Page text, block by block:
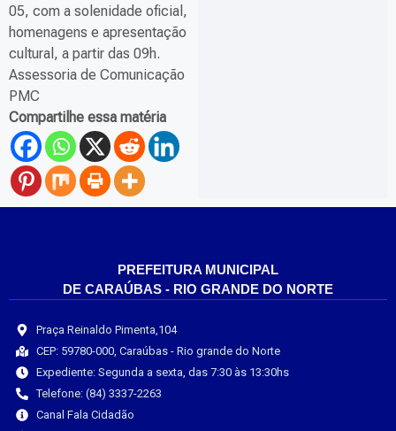
05, com a solenidade oficial,
homenagens e apresentação
cultural, a partir das 09h.
Assessoria de Comunicação
PMC
Compartilhe essa matéria
PREFEITURA MUNICIPAL
DE CARAÚBAS - RIO GRANDE DO NORTE
Praça Reinaldo Pimenta,104
CEP: 59780-000, Caraúbas - Rio grande do Norte
Expediente: Segunda a sexta, das 7:30 às 13:30hs
Telefone: (84) 3337-2263
Canal Fala Cidadão